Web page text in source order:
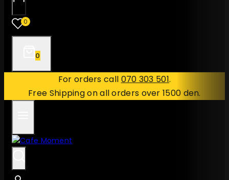
0
0
For orders call 070 303 501.
Free Shipping on all orders over 1500 den.